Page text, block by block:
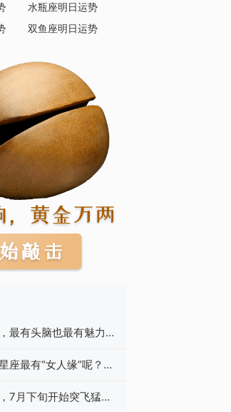
水瓶座明日运势
双鱼座明日运势
最有头脑也最有魅力的
上坡路
座最有“女人缘”呢？魅
人追求
7月下旬开始突飞猛